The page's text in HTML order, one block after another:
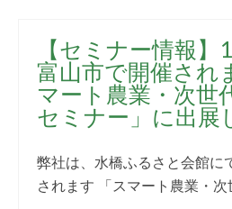
【セミナー情報】
富山市で開催され
マート農業・次世
セミナー」に出展
弊社は、水橋ふるさと会館に
されます 「スマート農業・